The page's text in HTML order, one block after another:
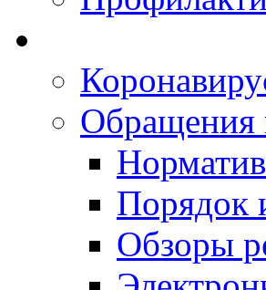
Обращения
Порядок
Обзоры